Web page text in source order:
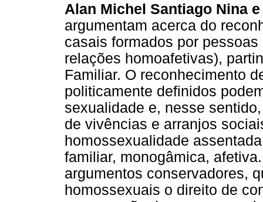
Alan Michel Santiago Nina
argumentam acerca do
casais formados por
relações homoafetivas),
Familiar. O reconhecimento
politicamente definidos
sexualidade e, nesse
de vivências e arranjos
homossexualidade
familiar, monogâmica,
argumentos conservadores,
homossexuais o direito de